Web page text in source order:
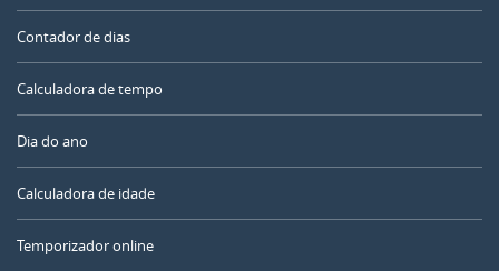
Contador de dias
Calculadora de tempo
Dia do ano
Calculadora de idade
Temporizador online